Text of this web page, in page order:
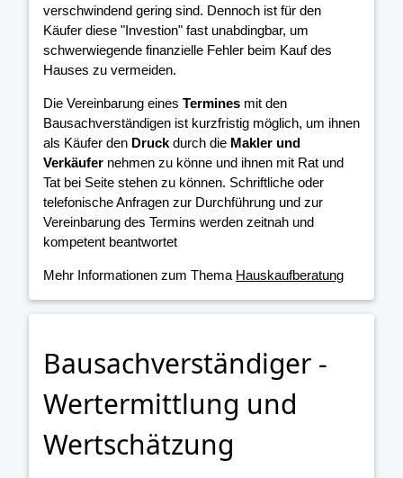
verschwindend gering sind. Dennoch ist für den
Käufer diese "Investion" fast unabdingbar, um
schwerwiegende finanzielle Fehler beim Kauf des
Hauses zu vermeiden.
Die Vereinbarung eines Termines mit den
Bausachverständigen ist kurzfristig möglich, um ihnen
als Käufer den Druckdurch die Makler und
Verkäufer nehmen zu könne und ihnen mit Rat und
Tat bei Seite stehen zu können. Schriftliche oder
telefonische Anfragen zur Durchführung und zur
Vereinbarung des Termins werden zeitnah und
kompetent beantwortet
Mehr Informationen zum Thema Hauskaufberatung
Bausachverständiger -
Wertermittlung und
Wertschätzung